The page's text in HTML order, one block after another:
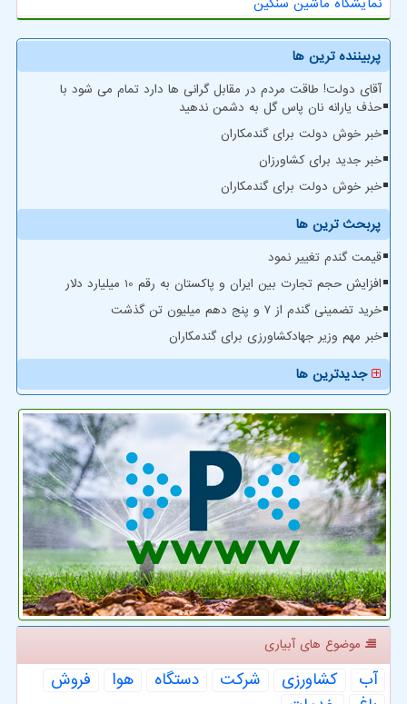
پربیننده ترین ها
آقای دولت! طاقت مردم در مقابل گرانی ها دارد تمام می شود با
حذف یارانه نان پاس گل به دشمن ندهید
خبر خوش دولت برای گندمکاران
خبر جدید برای کشاورزان
خبر خوش دولت برای گندمکاران
پربحث ترین ها
قیمت گندم تغییر نمود
افزایش حجم تجارت بین ایران و پاکستان به رقم 10 میلیارد دلار
خرید تضمینی گندم از ۷ و پنج دهم میلیون تن گذشت
خبر مهم وزیر جهادکشاورزی برای گندمکاران
جدیدترین ها
موضوع های آبیاری
آب كشاورزی شركت دستگاه هوا
فروش